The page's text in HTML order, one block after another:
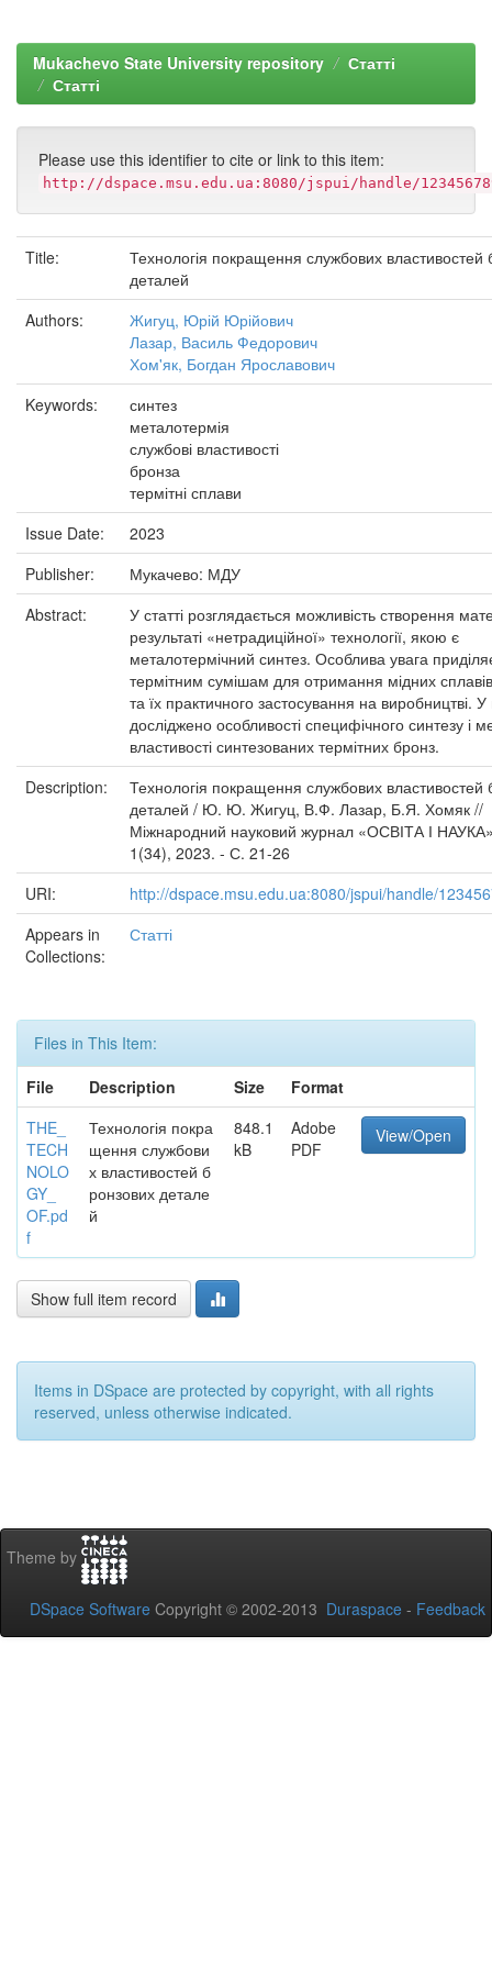
Mukachevo State University repository
Статті
Статті
Please use this identifier to cite or link to this item:
http://dspace.msu.edu.ua:8080/jspui/handle/
Title:
Технологія покращення службових властивостей
деталей
Authors:
Жигуц, Юрій Юрійович
Лазар, Василь Федорович
Хом'як, Богдан Ярославович
Keywords:
синтез
металотермія
службові властивості
бронза
термітні сплави
Issue Date:
2023
Publisher:
Мукачево: МДУ
Abstract:
У статті розглядається можливість створення
результаті «нетрадиційної» технології, якою є
металотермічний синтез. Особлива увага
термітним сумішам для отримання мідних
та їх практичного застосування на виробництві. У
досліджено особливості специфічного синтезу і
властивості синтезованих термітних бронз.
Description:
Технологія покращення службових властивостей
деталей / Ю. Ю. Жигуц, В.Ф. Лазар, Б.Я. Хомяк //
Міжнародний науковий журнал «ОСВІТА І
1(34), 2023. - С. 21-26
URI:
http://dspace.msu.edu.ua:8080/jspui/handle/
Appears in
Collections:
Статті
Files in This Item:
File
Description Size
Format
THE_
TECH
NOLO
GY_
OF.pd
f
Технологія покра
щення службови
х властивостей б
ронзових детале
й
848.1
kB
Adobe
PDF
View/Open
Show full item record
Items in DSpace are protected by copyright, with all rights
reserved, unless otherwise indicated.
Theme by
DSpace Software Copyright © 2002-2013 Duraspace - Feedback